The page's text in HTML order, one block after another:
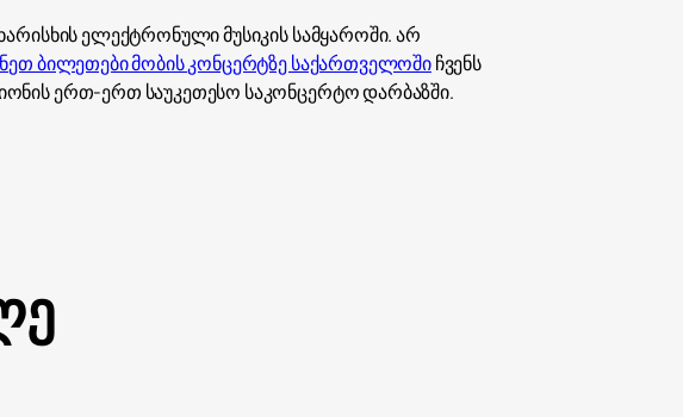
ელექტრონული მუსიკის სამყაროში. არ
ბილეთები მობის კონცერტზე საქართველოშიჩვენს
ერთ-ერთ საუკეთესო საკონცერტო დარბაზში.